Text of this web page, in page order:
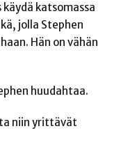
katsomassa
jolla Stephen
Hän on vähän
huudahtaa.
niin yrittävät